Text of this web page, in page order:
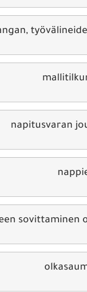
napitusvaran
sovittaminen